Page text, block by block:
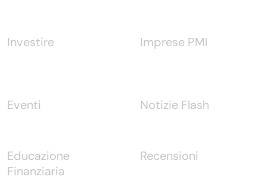
Investire Imprese PMI
Eventi
Educazione
Finanziaria
Notizie Flash
Recensioni